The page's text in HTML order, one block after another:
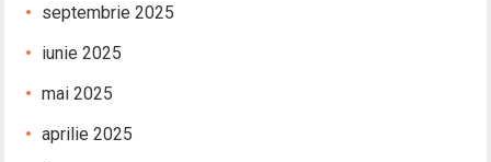
septembrie 2025
iunie 2025
mai 2025
aprilie 2025